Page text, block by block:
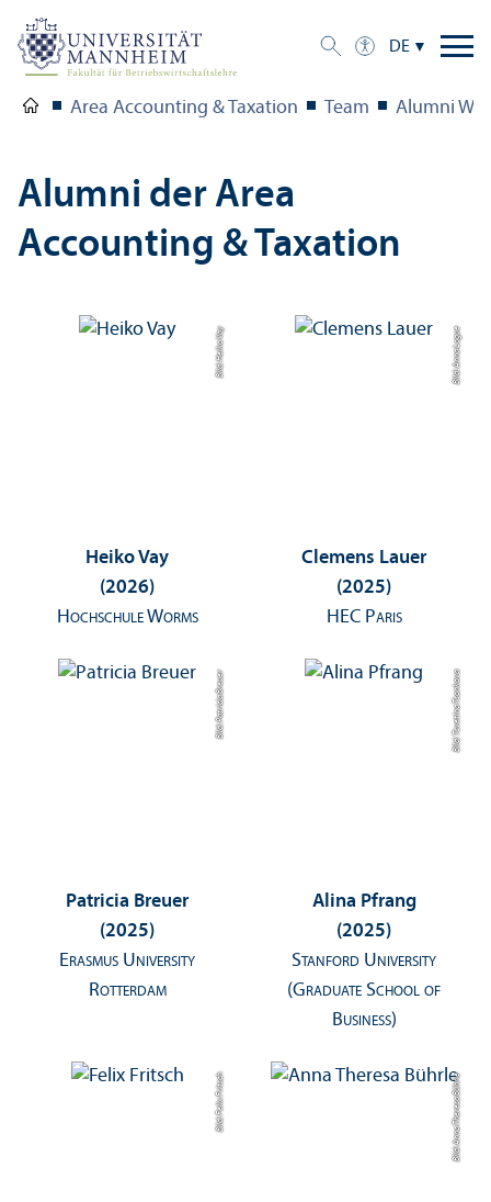
DE
Area Accounting & Taxation Team Alumni
Alumni der Area
Accounting & Taxation
Bild: Heiko Vay
Heiko Vay
(2026)
Hochschule Worms
Bild: Anna Logue
Clemens Lauer
(2025)
HEC Paris
Bild: Patricia Breuer
Patricia Breuer
(2025)
Erasmus University
Rotterdam
Bild: Tsvetina Tsonkova
Alina Pfrang
(2025)
Stanford University
(Graduate School of
Business)
Bild: Felix Fritsch Bild: Anna Theresa Bührle